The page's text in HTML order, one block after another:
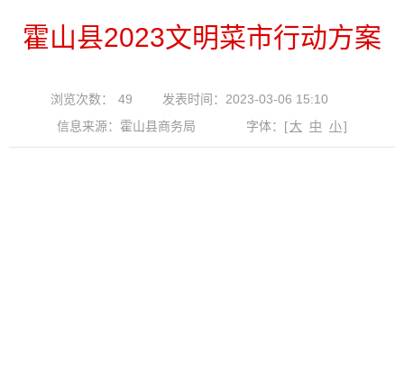
霍山县2023文明菜市行动方案
浏览次数： 49
发表时间：2023-03-06 15:10
信息来源：霍山县商务局
字体： [大 中 小]